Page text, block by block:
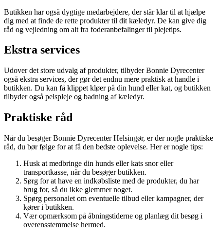
Butikken har også dygtige medarbejdere, der står klar til at hjælpe
dig med at finde de rette produkter til dit kæledyr. De kan give dig
råd og vejledning om alt fra foderanbefalinger til plejetips.
Ekstra services
Udover det store udvalg af produkter, tilbyder Bonnie Dyrecenter
også ekstra services, der gør det endnu mere praktisk at handle i
butikken. Du kan få klippet kløer på din hund eller kat, og butikken
tilbyder også pelspleje og badning af kæledyr.
Praktiske råd
Når du besøger Bonnie Dyrecenter Helsingør, er der nogle praktiske
råd, du bør følge for at få den bedste oplevelse. Her er nogle tips:
Husk at medbringe din hunds eller kats snor eller
transportkasse, når du besøger butikken.
Sørg for at have en indkøbsliste med de produkter, du har
brug for, så du ikke glemmer noget.
Spørg personalet om eventuelle tilbud eller kampagner, der
kører i butikken.
Vær opmærksom på åbningstiderne og planlæg dit besøg i
overensstemmelse hermed.